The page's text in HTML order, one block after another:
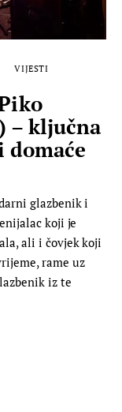
VIJESTI
– ključna
glazbenik i
koji je
ali i čovjek koji
rame uz
iz te